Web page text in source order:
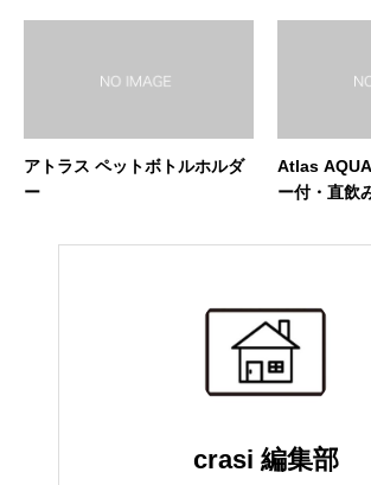
アトラス ペットボトルホルダ
ー
Atlas
ー付・直飲
crasi 編集部